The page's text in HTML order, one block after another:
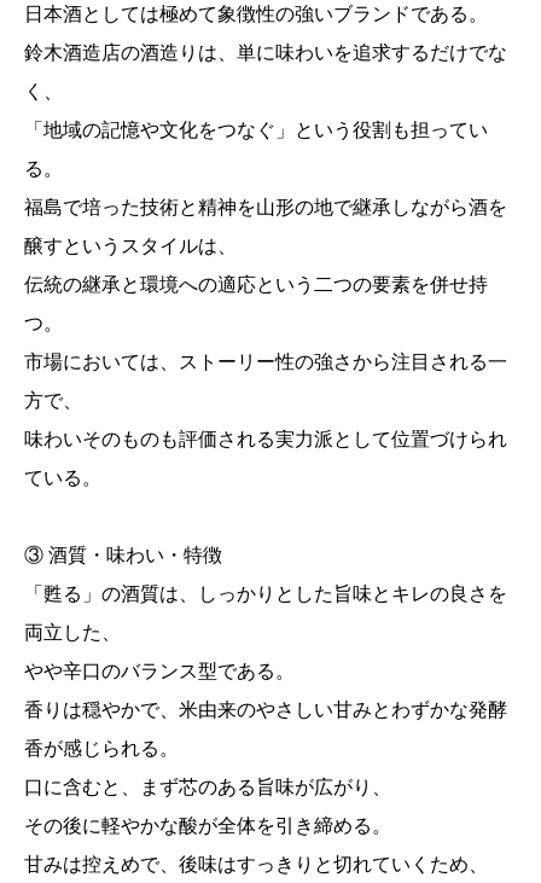
日本酒としては極めて象徴性の強いブランドである。
鈴木酒造店の酒造りは、単に味わいを追求するだけでな
く、
「地域の記憶や文化をつなぐ」という役割も担ってい
る。
福島で培った技術と精神を山形の地で継承しながら酒を
醸すというスタイルは、
伝統の継承と環境への適応という二つの要素を併せ持
つ。
市場においては、ストーリー性の強さから注目される一
方で、
味わいそのものも評価される実力派として位置づけられ
ている。
③ 酒質・味わい・特徴
「甦る」の酒質は、しっかりとした旨味とキレの良さを
両立した、
やや辛口のバランス型である。
香りは穏やかで、米由来のやさしい甘みとわずかな発酵
香が感じられる。
口に含むと、まず芯のある旨味が広がり、
その後に軽やかな酸が全体を引き締める。
甘みは控えめで、後味はすっきりと切れていくため、